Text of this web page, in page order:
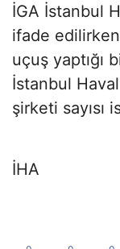
İGA İstanbul
ifade
uçuş yaptığı
İstanbul
şirketi sayısı
İHA